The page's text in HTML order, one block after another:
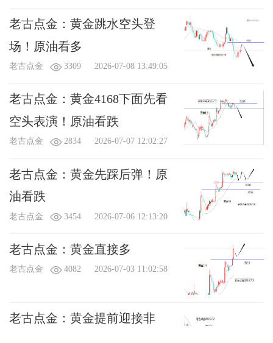
老古点金：黄金跳水空头登
场！原油看多
老古点金 3309 2026-07-08 13:49:05
老古点金：黄金4168下面先看
空头表演！原油看跌
老古点金 2834 2026-07-07 12:02:27
老古点金：黄金先踩后弹！原
油看跌
老古点金 3454 2026-07-06 12:13:20
老古点金：黄金直接多
老古点金 4082 2026-07-03 11:02:58
老古点金：黄金提前迎接非